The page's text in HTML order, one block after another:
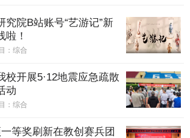
究院B站账号“艺游记”新
啦！
： 综合
校开展5·12地震应急疏散
动
： 综合
等奖刷新在教创赛兵团